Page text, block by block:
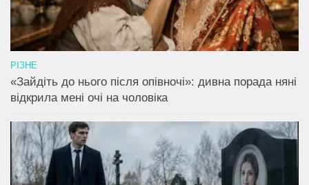
РІЗНЕ
«Зайдіть до нього після опівночі»: дивна порада няні
відкрила мені очі на чоловіка